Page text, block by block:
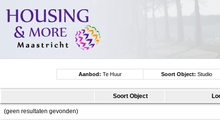
Aanbod: Te Huur Soort Object: Studio
Soort Object
(geen resultaten gevonden)